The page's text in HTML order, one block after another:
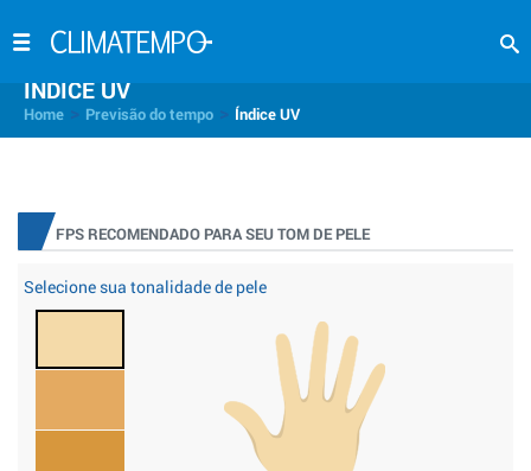
INDICE UV
Home Previsão do tempo Índice UV
FPS RECOMENDADO PARA SEU TOM DE PELE
Selecione sua tonalidade de pele